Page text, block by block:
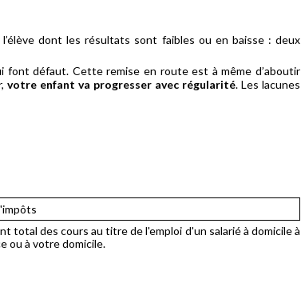
dont les résultats sont faibles ou en baisse : deux
font défaut. Cette remise en route est à même d’aboutir
votre enfant va progresser avec régularité. Les lacunes
total des cours au titre de l'emploi d'un salarié à domicile à
ou à votre domicile.